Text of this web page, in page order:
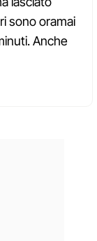
sono oramai
Anche